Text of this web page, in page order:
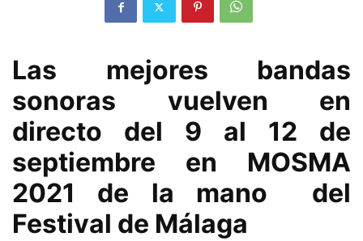
Las mejores bandas
sonoras vuelven en
directo del 9 al 12 de
septiembre en MOSMA
2021 de la mano del
Festival de Málaga